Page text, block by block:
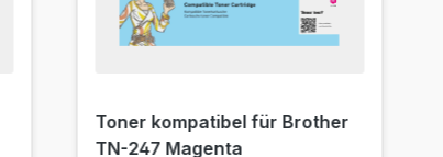
Toner kompatibel für Brother
TN-247 Magenta